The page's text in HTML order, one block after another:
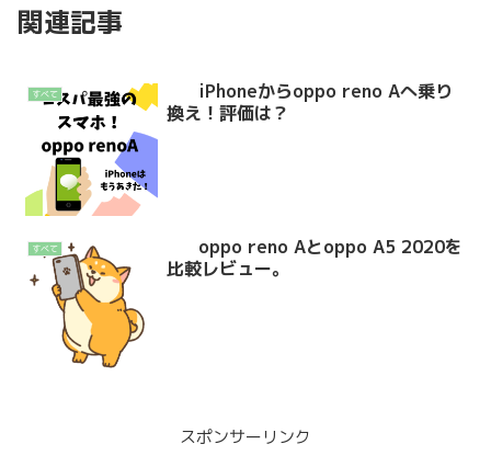
関連記事
すべて
換え！評価は？
すべて
比較レビュー。
スポンサーリンク